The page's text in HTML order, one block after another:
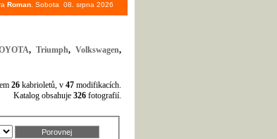
Roman . Sobota 08. srpna 2026
, Triumph, Volkswagen,
26kabrioletů, v 47modifikacích.
Katalog obsahuje 326fotografií.